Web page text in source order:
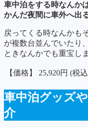
車中泊をする時なんか
かんだ夜間に車外へ出
戻ってくる時なんかも
が複数台並んでいたり
ときなんかでも重宝し
【価格】 25,920円 (税
車中泊グッズ
介